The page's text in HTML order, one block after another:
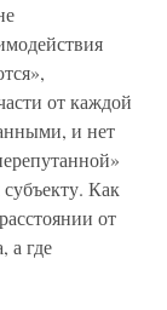
от каждой
и нет
Как
от
а где